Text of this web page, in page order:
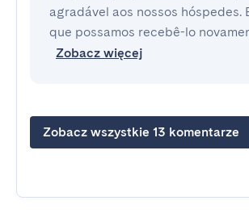
agradável aos nossos hóspedes.
que possamos recebê-lo
Zobacz więcej
Zobacz wszystkie 13 komentarze